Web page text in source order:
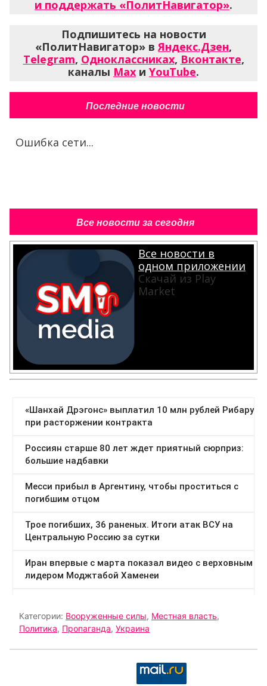
и поддержать «ПолитНавигатор».
Подпишитесь на новости
«ПолитНавигатор» вЯндекс.Дзен,
Telegram, Одноклассниках, Вконтакте,
каналы Max и YouTube.
Последние новости
Ошибка сети...
Все новости за сегодня
Все новости в
одном приложении
Скачай из Play
Market
Категории: Вооруженные силы, Местная власть,
Политика, Пропаганда, Украина